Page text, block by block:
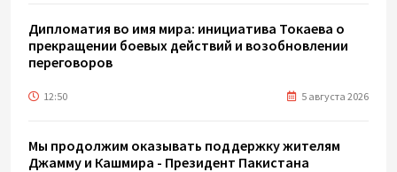
Дипломатия во имя мира: инициатива Токаева о
прекращении боевых действий и возобновлении
переговоров
12:50 5 августа 2026
Мы продолжим оказывать поддержку жителям
Джамму и Кашмира - Президент Пакистана